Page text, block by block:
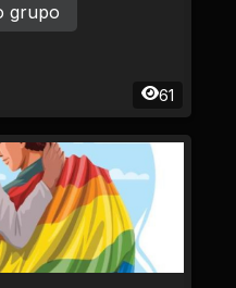
61
grupo